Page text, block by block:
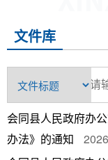
文件库
会同县人民政府办
办法》的通知